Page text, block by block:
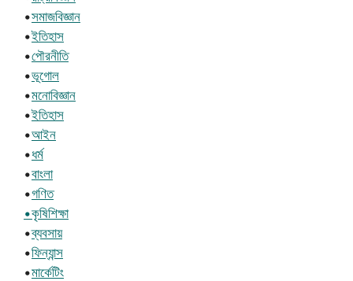
•সমাজবিজ্ঞান
•ইতিহাস
•পৌরনীতি
•ভূগোল
•মনোবিজ্ঞান
•ইতিহাস
•আইন
•ধর্ম
•বাংলা
•গণিত
•কৃষিশিক্ষা
•ব্যবসায়
•ফিন্যান্স
•মার্কেটিং